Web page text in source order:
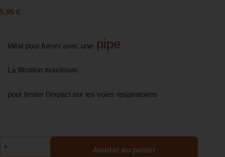
5,95 €
Idéal pour fumer avec une pipe
La filtration maximum
pour limiter l’impact sur les voies respiratoires
Ajouter au panier